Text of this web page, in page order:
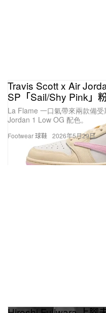
Footwear 球鞋
Travis Scott x Air
SP「Sail/Shy Pink」
La Flame 一口氣帶來兩款備
Jordan 1 Low OG 配色。
2026年5月29日